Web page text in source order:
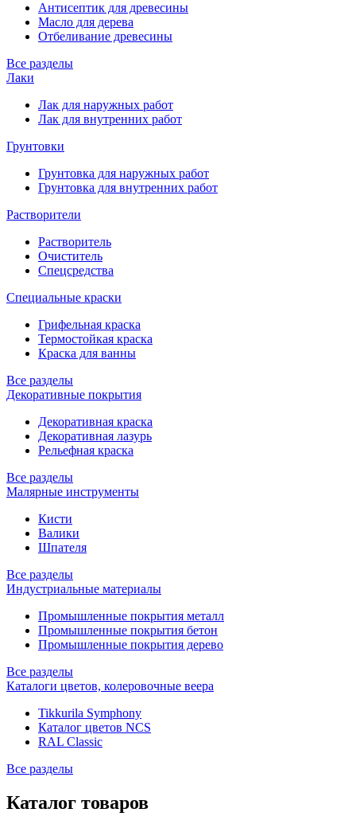
Антисептик для древесины
Масло для дерева
Отбеливание древесины
Все разделы
Лаки
Лак для наружных работ
Лак для внутренних работ
Грунтовки
Грунтовка для наружных работ
Грунтовка для внутренних работ
Растворители
Растворитель
Очиститель
Спецсредства
Специальные краски
Грифельная краска
Термостойкая краска
Краска для ванны
Все разделы
Декоративные покрытия
Декоративная краска
Декоративная лазурь
Рельефная краска
Все разделы
Малярные инструменты
Кисти
Валики
Шпателя
Все разделы
Индустриальные материалы
Промышленные покрытия металл
Промышленные покрытия бетон
Промышленные покрытия дерево
Все разделы
Каталоги цветов, колеровочные веера
Tikkurila Symphony
Каталог цветов NCS
RAL Classic
Все разделы
Каталог товаров